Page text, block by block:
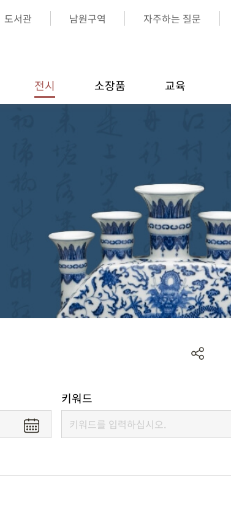
도서관 남원구역 자주하는 질문
전시 소장품 교육
키워드